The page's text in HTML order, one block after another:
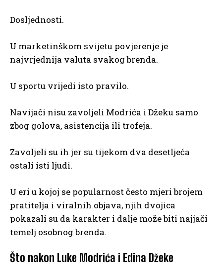
Dosljednosti.
U marketinškom svijetu povjerenje je
najvrjednija valuta svakog brenda.
U sportu vrijedi isto pravilo.
Navijači nisu zavoljeli Modrića i Džeku samo
zbog golova, asistencija ili trofeja.
Zavoljeli su ih jer su tijekom dva desetljeća
ostali isti ljudi.
U eri u kojoj se popularnost često mjeri brojem
pratitelja i viralnih objava, njih dvojica
pokazali su da karakter i dalje može biti najjači
temelj osobnog brenda.
Što nakon Luke Modrića i Edina Džeke